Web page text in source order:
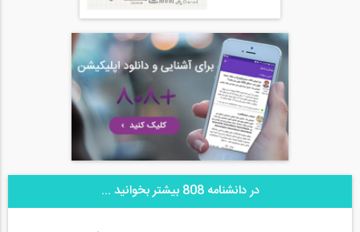
در دانشنامه 808 بیشتر بخوانید ...